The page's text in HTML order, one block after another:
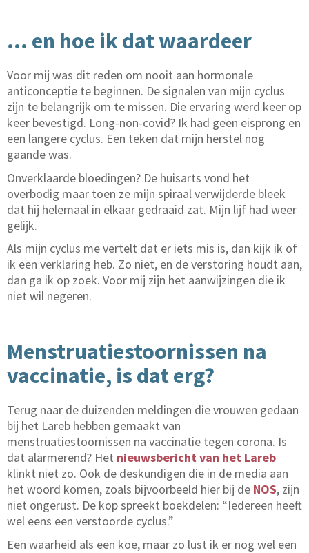
… en hoe ik dat waardeer
Voor mij was dit reden om nooit aan hormonale
anticonceptie te beginnen. De signalen van mijn cyclus
zijn te belangrijk om te missen. Die ervaring werd keer op
keer bevestigd. Long-non-covid? Ik had geen eisprong en
een langere cyclus. Een teken dat mijn herstel nog
gaande was.
Onverklaarde bloedingen? De huisarts vond het
overbodig maar toen ze mijn spiraal verwijderde bleek
dat hij helemaal in elkaar gedraaid zat. Mijn lijf had weer
gelijk.
Als mijn cyclus me vertelt dat er iets mis is, dan kijk ik of
ik een verklaring heb. Zo niet, en de verstoring houdt aan,
dan ga ik op zoek. Voor mij zijn het aanwijzingen die ik
niet wil negeren.
Menstruatiestoornissen na
vaccinatie, is dat erg?
Terug naar de duizenden meldingen die vrouwen gedaan
bij het Lareb hebben gemaakt van
menstruatiestoornissen na vaccinatie tegen corona. Is
dat alarmerend? Het nieuwsbericht van het Lareb
klinkt niet zo. Ook de deskundigen die in de media aan
het woord komen, zoals bijvoorbeeld hier bij de NOS, zijn
niet ongerust. De kop spreekt boekdelen: “Iedereen heeft
wel eens een verstoorde cyclus.”
Een waarheid als een koe, maar zo lust ik er nog wel een